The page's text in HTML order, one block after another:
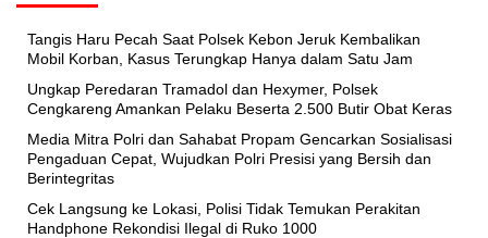
Tangis Haru Pecah Saat Polsek Kebon Jeruk Kembalikan
Mobil Korban, Kasus Terungkap Hanya dalam Satu Jam
Ungkap Peredaran Tramadol dan Hexymer, Polsek
Cengkareng Amankan Pelaku Beserta 2.500 Butir Obat Keras
Media Mitra Polri dan Sahabat Propam Gencarkan Sosialisasi
Pengaduan Cepat, Wujudkan Polri Presisi yang Bersih dan
Berintegritas
Cek Langsung ke Lokasi, Polisi Tidak Temukan Perakitan
Handphone Rekondisi Ilegal di Ruko 1000